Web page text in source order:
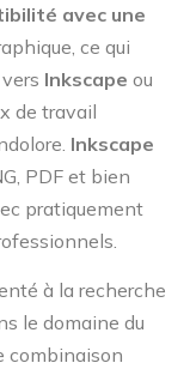
avec une
ce qui
Inkscape ou
de travail
Inkscape
PDF et bien
pratiquement
à la recherche
le domaine du
combinaison